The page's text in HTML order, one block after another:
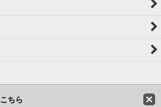
こちら